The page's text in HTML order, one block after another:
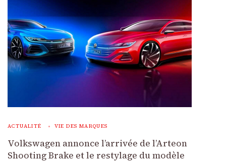
ACTUALITÉ VIE DES MARQUES
Volkswagen annonce l’arrivée de l’Arteon
Shooting Brake et le restylage du modèle